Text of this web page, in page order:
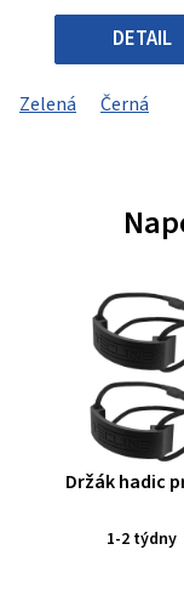
DETAIL
Zelená Černá
Držák hadic
1-2 týdny